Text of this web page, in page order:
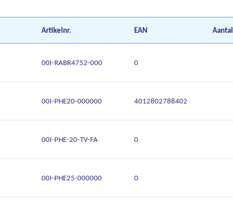
Artikelnr. EAN Aantal
00I-RABR4752-000 0
00I-PHE20-000000 4012802788402
00I-PHE-20-TV-FA 0
00I-PHE25-000000 0